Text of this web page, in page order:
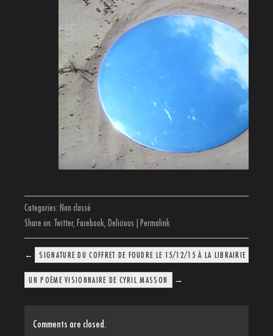
Categories: Non classé
Share on: Twitter, Facebook, Delicious Permalink
← SIGNATURE DU COFFRET DE FOUDRE LE 15/12/15 À LA LIBRAIRIE DU
UN POÈME VISIONNAIRE DE CYRIL MASSON →
Comments are closed.